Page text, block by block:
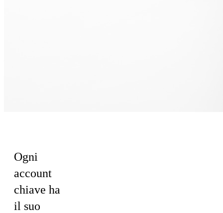
Ogni
account
chiave ha
il suo